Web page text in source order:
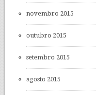
novembro 2015
outubro 2015
setembro 2015
agosto 2015